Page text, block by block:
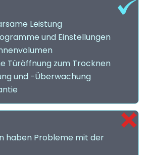
Leistung
und Einstellungen
Türöffnung zum Trocknen
und -Überwachung
haben Probleme mit der